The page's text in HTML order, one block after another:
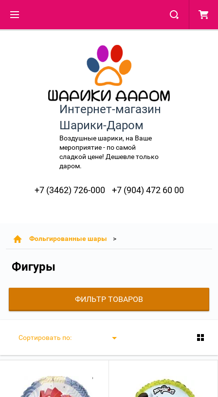
Интернет-магазин
Шарики-Даром
Воздушные шарики, на Ваше
мероприятие - по самой
сладкой цене! Дешевле только
даром.
+7 (3462) 726-000 +7 (904) 472 60 00
Фольгированные шары
Фигуры
ФИЛЬТР ТОВАРОВ
Сортировать по: